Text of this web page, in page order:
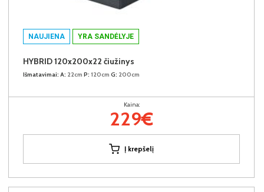
NAUJIENA YRA SANDĖLYJE
HYBRID 120x200x22 čiužinys
Išmatavimai: A: 22cm P: 120cm G: 200cm
Kaina:
229€
Į krepšelį